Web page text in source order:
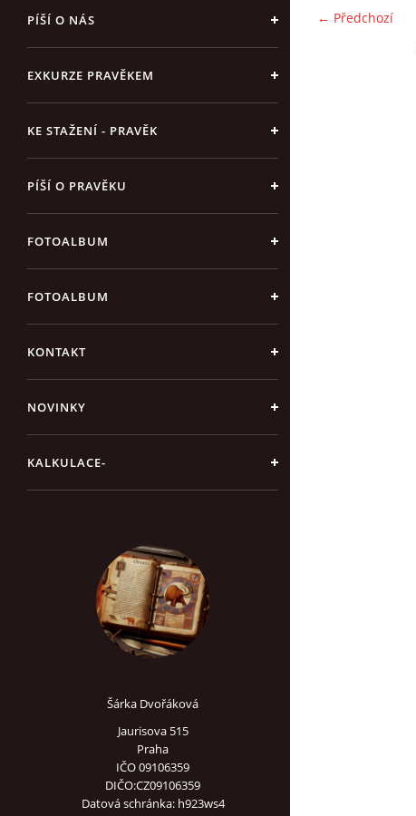
PÍŠÍ O NÁS
EXKURZE PRAVĚKEM
KE STAŽENÍ - PRAVĚK
PÍŠÍ O PRAVĚKU
FOTOALBUM
FOTOALBUM
KONTAKT
NOVINKY
KALKULACE-
Šárka Dvořáková
Jaurisova 515
Praha
IČO 09106359
DIČO:CZ09106359
Datová schránka: h923ws4
← Předchozí